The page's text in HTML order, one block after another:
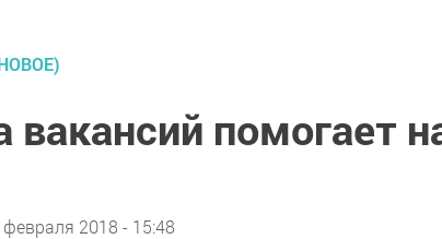
вакансий помогает
февраля 2018 - 15:48